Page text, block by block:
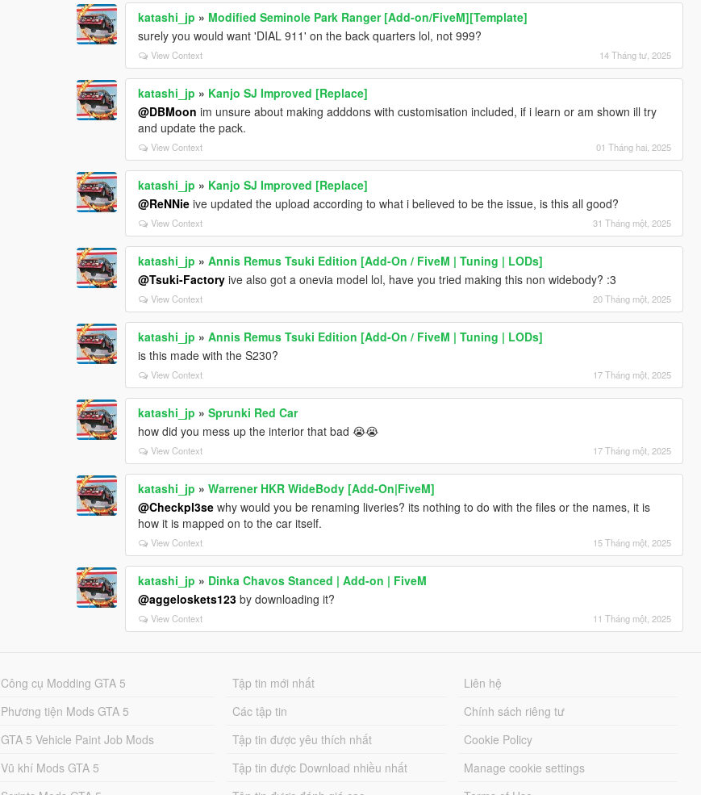
katashi_jp » Modified Seminole Park Ranger [Add-on/FiveM][Template]
surely you would want 'DIAL 911' on the back quarters lol, not 999?
View Context 14 Tháng tư, 2025
katashi_jp » Kanjo SJ Improved [Replace]
@DBMoon im unsure about making adddons with customisation included, if i learn or am shown ill try
and update the pack.
View Context 01 Tháng hai, 2025
katashi_jp » Kanjo SJ Improved [Replace]
@ReNNie ive updated the upload according to what i believed to be the issue, is this all good?
View Context 31 Tháng một, 2025
katashi_jp »Annis Remus Tsuki Edition [Add-On / FiveM | Tuning | LODs]
@Tsuki-Factory ive also got a onevia model lol, have you tried making this non widebody? :3
View Context 20 Tháng một, 2025
katashi_jp »Annis Remus Tsuki Edition [Add-On / FiveM | Tuning | LODs]
is this made with the S230?
View Context 17 Tháng một, 2025
katashi_jp »Sprunki Red Car
how did you mess up the interior that bad 😭😭
View Context 17 Tháng một, 2025
katashi_jp »Warrener HKR WideBody [Add-On|FiveM]
@Checkpl3se why would you be renaming liveries? its nothing to do with the files or the names, it is
how it is mapped on to the car itself.
View Context 15 Tháng một, 2025
katashi_jp » Dinka Chavos Stanced | Add-on | FiveM
@aggeloskets123 by downloading it?
View Context 11 Tháng một, 2025
Công cụ Modding GTA 5
Phương tiện Mods GTA 5
GTA 5 Vehicle Paint Job Mods
Vũ khí Mods GTA 5
Tập tin mới nhất
Các tập tin
Tập tin được yêu thích nhất
Tập tin được Download nhiều nhất
Liên hệ
Chính sách riêng tư
Cookie Policy
Manage cookie settings